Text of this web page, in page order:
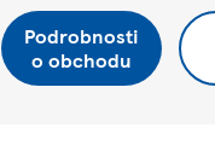
Podrobnosti
o obchodu